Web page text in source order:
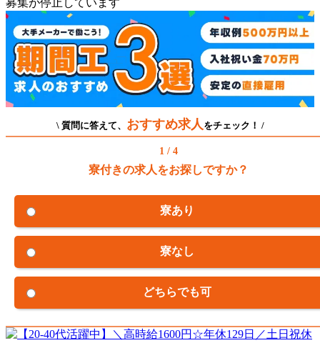
\ 質問に答えて、 おすすめ求人 をチェック！ /
1 / 4
寮付きの求人をお探しですか？
寮あり
寮なし
どちらでも可